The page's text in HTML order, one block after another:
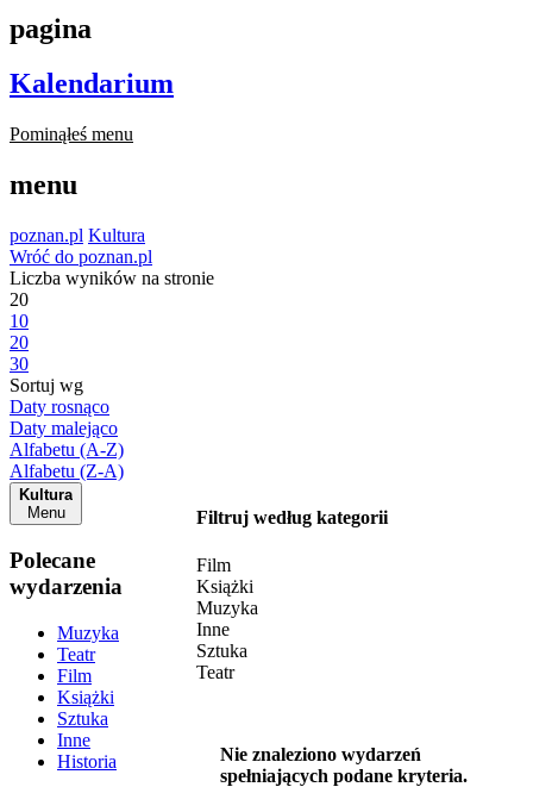
pagina
Kalendarium
Pominąłeś menu
menu
poznan.pl Kultura
Wróć do poznan.pl
Liczba wyników na stronie
20
10
20
30
Sortuj wg
Daty rosnąco
Daty malejąco
Alfabetu (A-Z)
Alfabetu (Z-A)
Kultura
Menu
Polecane
wydarzenia
Muzyka
Teatr
Film
Książki
Sztuka
Inne
Historia
Filtruj według kategorii
Film
Książki
Muzyka
Inne
Sztuka
Teatr
Nie znaleziono wydarzeń
spełniających podane kryteria.